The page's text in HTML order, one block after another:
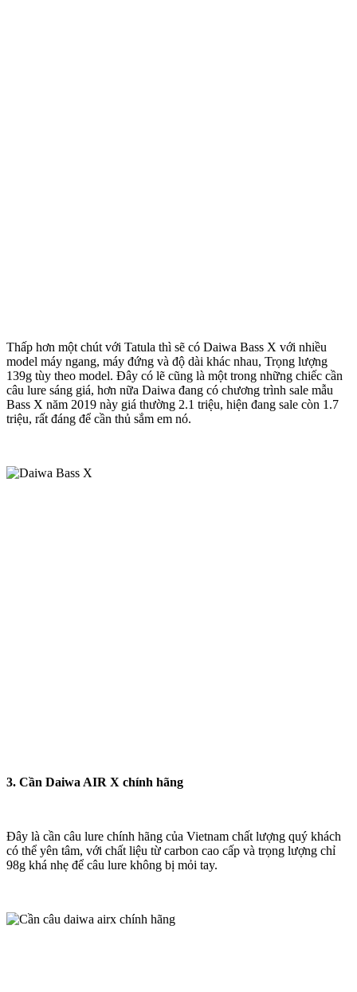
Thấp hơn một chút với Tatula thì sẽ có Daiwa Bass X với nhiều
model máy ngang, máy đứng và độ dài khác nhau, Trọng lượng
139g tùy theo model. Đây có lẽ cũng là một trong những chiếc cần
câu lure sáng giá, hơn nữa Daiwa đang có chương trình sale mẫu
Bass X năm 2019 này giá thường 2.1 triệu, hiện đang sale còn 1.7
triệu, rất đáng để cần thủ sắm em nó.
3. Cần Daiwa AIR X chính hãng
Đây là cần câu lure chính hãng của Vietnam chất lượng quý khách
có thể yên tâm, với chất liệu từ carbon cao cấp và trọng lượng chỉ
98g khá nhẹ để câu lure không bị mỏi tay.